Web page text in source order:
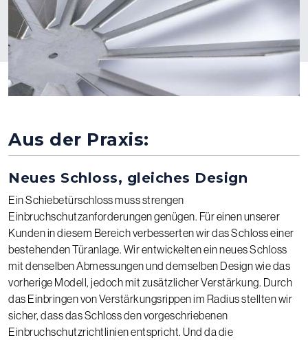
Aus der Praxis:
Neues Schloss, gleiches Design
Ein Schiebetürschloss muss strengen
Einbruchschutzanforderungen genügen. Für einen unserer
Kunden in diesem Bereich verbesserten wir das Schloss einer
bestehenden Türanlage. Wir entwickelten ein neues Schloss
mit denselben Abmessungen und demselben Design wie das
vorherige Modell, jedoch mit zusätzlicher Verstärkung. Durch
das Einbringen von Verstärkungsrippen im Radius stellten wir
sicher, dass das Schloss den vorgeschriebenen
Einbruchschutzrichtlinien entspricht. Und da die